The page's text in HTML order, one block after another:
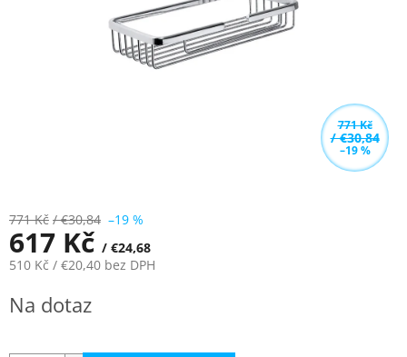
771 Kč
/ €30,84
–19 %
771 Kč / €30,84 –19 %
617 Kč / €24,68
510 Kč / €20,40 bez DPH
cena:
Na dotaz